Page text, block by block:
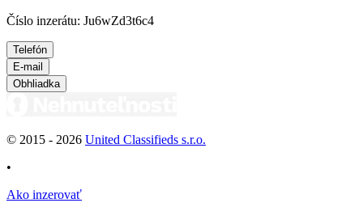
Číslo inzerátu: Ju6wZd3t6c4
Telefón
E-mail
Obhliadka
© 2015 - 2026 United Classifieds s.r.o.
•
Ako inzerovať